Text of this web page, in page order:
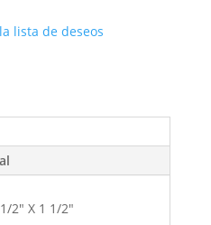
lista de deseos
1/2" X 1 1/2"